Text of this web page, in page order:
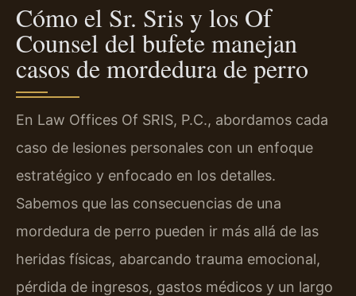
Cómo el Sr. Sris y los Of
Counsel del bufete manejan
casos de mordedura de perro
En Law Offices Of SRIS, P.C., abordamos cada
caso de lesiones personales con un enfoque
estratégico y enfocado en los detalles.
Sabemos que las consecuencias de una
mordedura de perro pueden ir más allá de las
heridas físicas, abarcando trauma emocional,
pérdida de ingresos, gastos médicos y un largo